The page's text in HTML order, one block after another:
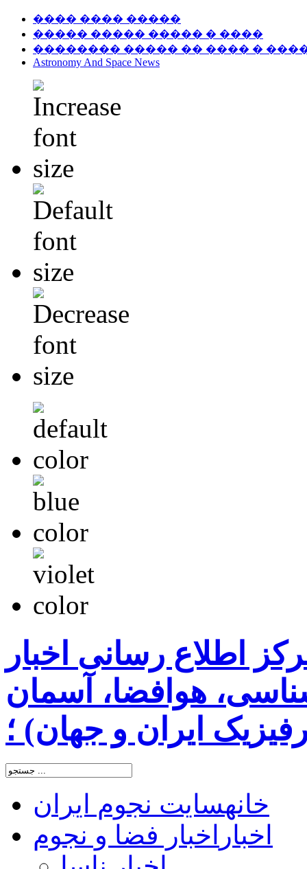
���� ���� �����
����� ����� ����� � ����
�������� ����� �� ���� �
Astronomy And Space News
اطلاع رسانی اخبار
هوافضا، آسمان
ایران و جهان) ؛
خانهسایت نجوم ایران
اخبار اخبار فضا و نجوم